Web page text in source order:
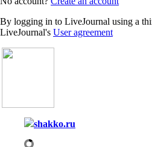
By logging in to LiveJournal using a
LiveJournal's User agreement
shakko.ru